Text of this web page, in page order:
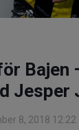
Bajen
Jesper
8, 2018 12:22